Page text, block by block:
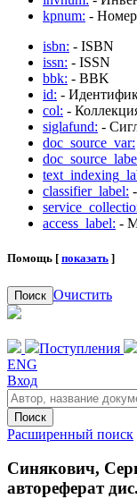
kpnum: -
isbn: - ISBN
issn: - ISSN
bbk: - BBK
id: -
col: -
siglafund: -
doc_source_var:
classifier_label:
access_label: -
Помощь [ показать ]
Поиск Очистить
Поступления
ENG
Вход
Поиск
Расширенный поиск
Синякович,
автореферат